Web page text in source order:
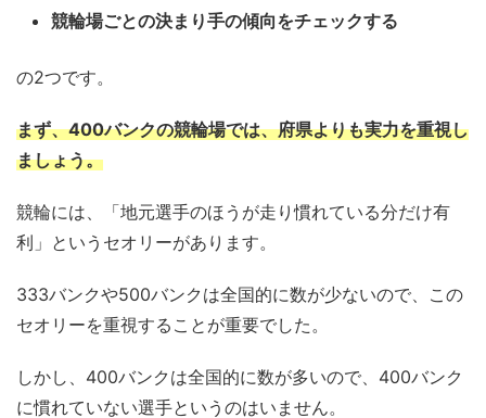
競輪場ごとの決まり手の傾向をチェックする
の2つです。
まず、400バンクの競輪場では、府県よりも実力を重視し
ましょう。
競輪には、「地元選手のほうが走り慣れている分だけ有
利」というセオリーがあります。
333バンクや500バンクは全国的に数が少ないので、この
セオリーを重視することが重要でした。
しかし、400バンクは全国的に数が多いので、400バンク
に慣れていない選手というのはいません。